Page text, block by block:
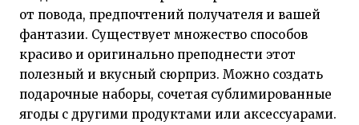
от повода, предпочтений получателя и вашей
фантазии. Существует множество способов
красиво и оригинально преподнести этот
полезный и вкусный сюрприз. Можно создать
подарочные наборы, сочетая сублимированные
ягоды с другими продуктами или аксессуарами.